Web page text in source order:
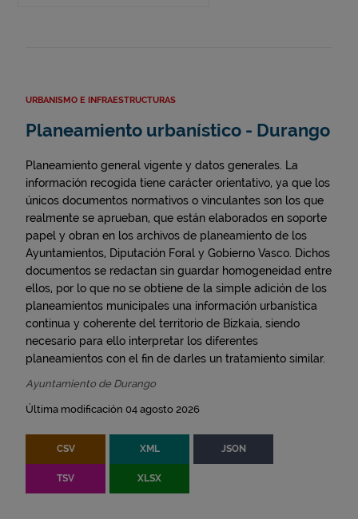
URBANISMO E INFRAESTRUCTURAS
Planeamiento urbanístico - Durango
Planeamiento general vigente y datos generales. La
información recogida tiene carácter orientativo, ya que los
únicos documentos normativos o vinculantes son los que
realmente se aprueban, que están elaborados en soporte
papel y obran en los archivos de planeamiento de los
Ayuntamientos, Diputación Foral y Gobierno Vasco. Dichos
documentos se redactan sin guardar homogeneidad entre
ellos, por lo que no se obtiene de la simple adición de los
planeamientos municipales una información urbanística
continua y coherente del territorio de Bizkaia, siendo
necesario para ello interpretar los diferentes
planeamientos con el fin de darles un tratamiento similar.
Ayuntamiento de Durango
Última modificación 04 agosto 2026
CSV XML JSON
TSV XLSX